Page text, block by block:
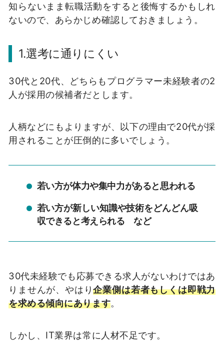
知らないまま転職活動をすると後悔するかもしれ
ないので、あらかじめ確認しておきましょう。
1.選考に通りにくい
30代と20代、どちらもプログラマー未経験者の2
人が採用の候補者だとします。
人柄などにもよりますが、以下の理由で20代が採
用されることが圧倒的に多いでしょう。
若い方が体力や集中力があると思われる
若い方が新しい知識や技術をどんどん吸
収できると考えられる など
30代未経験でも応募できる求人がないわけではあ
りませんが、やはり企業側は若者もしくは即戦力
を求める傾向にあります。
しかし、IT業界は常に人材不足です。